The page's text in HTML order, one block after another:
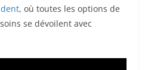
, où toutes les options de
se dévoilent avec